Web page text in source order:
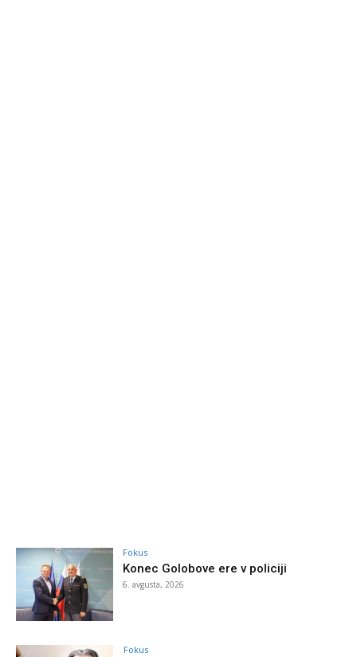
Fokus
Konec Golobove ere v policiji
6. avgusta, 2026
Fokus